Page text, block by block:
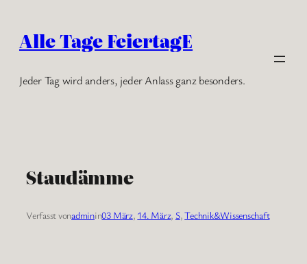
Inhalt
springen
Alle Tage FeiertagE
Jeder Tag wird anders, jeder Anlass ganz besonders.
Staudämme
Verfasst vonadminin03 März, 14. März, S, Technik&Wissenschaft